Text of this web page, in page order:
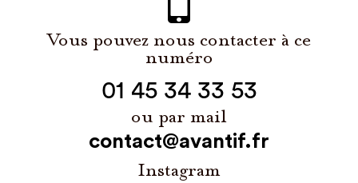
Vous pouvez nous contacter à ce
numéro
01 45 34 33 53
ou par mail
contact@avantif.fr
Instagram